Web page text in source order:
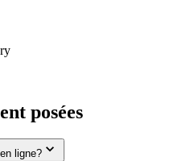
posées
ligne?